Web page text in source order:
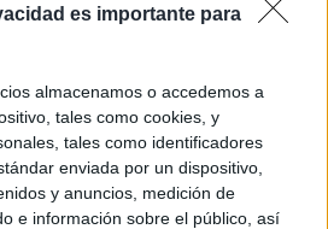
es importante para
almacenamos o accedemos a
tales como cookies, y
tales como identificadores
enviada por un dispositivo,
y anuncios, medición de
e información sobre el público, así